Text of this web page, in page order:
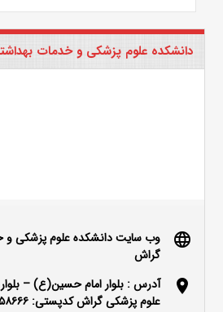
دانشکده علوم پزشکی و خدمات
language
وب سایت دانشکده علوم پزشکی و
گراش
location_on
آدرس : بلوار امام حسین(ع) –
علوم پزشکی گراش کدپستی: ۵۸۶۶۶ – ۷۴۴۱۷